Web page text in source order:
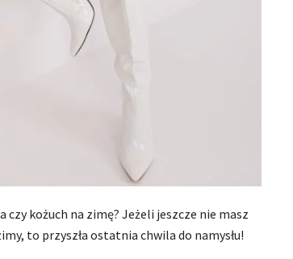
czy kożuch na zimę? Jeżeli jeszcze nie masz
to przyszła ostatnia chwila do namysłu!